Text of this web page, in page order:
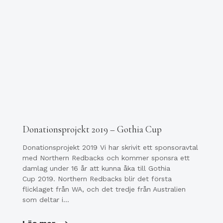
Donationsprojekt 2019 – Gothia Cup
Donationsprojekt 2019 Vi har skrivit ett sponsoravtal
med Northern Redbacks och kommer sponsra ett
damlag under 16 år att kunna åka till Gothia
Cup 2019. Northern Redbacks blir det första
flicklaget från WA, och det tredje från Australien
som deltar i…